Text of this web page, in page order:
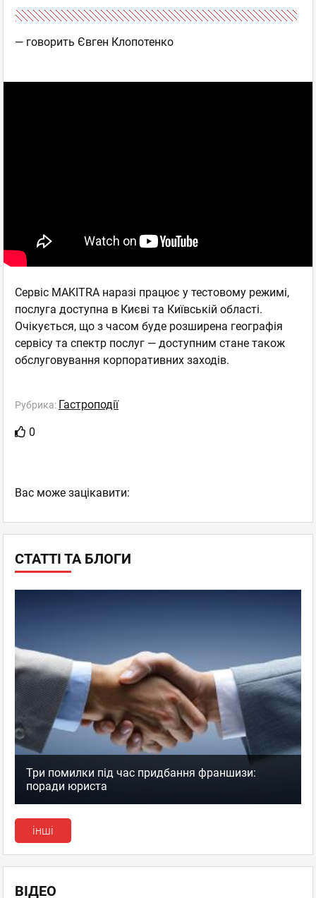
СТАТТІ ТА БЛОГИ
Три помилки під час придбання франшизи:
поради юриста
інші
ВІДЕО
— говорить Євген Клопотенко
Сервіс MAKITRA наразі працює у тестовому режимі,
послуга доступна в Києві та Київській області.
Очікується, що з часом буде розширена географія
сервісу та спектр послуг — доступним стане також
обслуговування корпоративних заходів.
Рубрика: Гастроподії
0
Вас може зацікавити: